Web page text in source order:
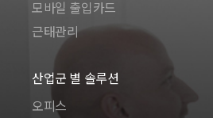
모바일 출입카드
근태관리
산업군 별 솔루션
오피스